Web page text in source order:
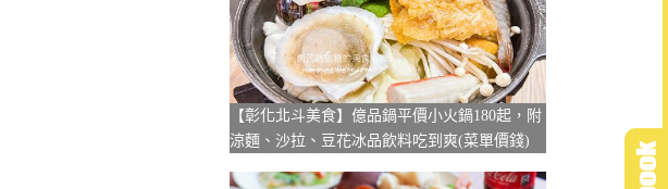
【彰化北斗美食】億品鍋平價小火鍋180起，附
涼麵、沙拉、豆花冰品飲料吃到爽(菜單價錢)